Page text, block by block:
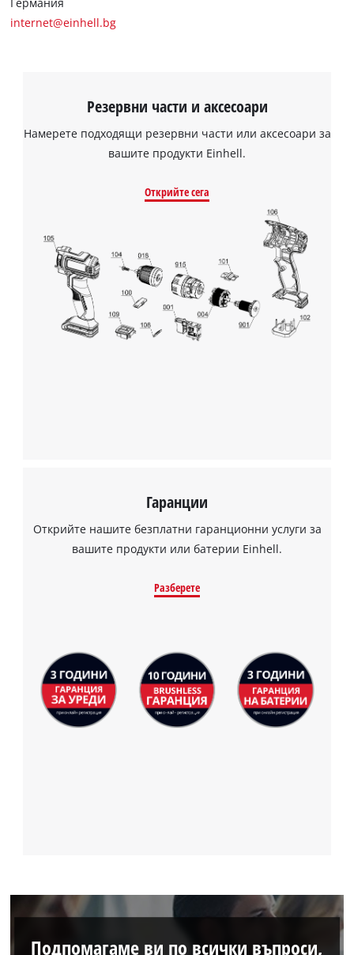
Нуждаем се от вашето съгласие, за да
заредим услугата Google Maps!
This content is not permitted to load due
to trackers that are not disclosed to the
visitor. The website owner needs to setup
the site with their CMP to add this content
internet@einhell.bg
Резервни части и аксесоари
Намерете подходящи резервни части или аксесоари за
вашите продукти Einhell.
Открийте сега
Гаранции
Открийте нашите безплатни гаранционни услуги за
вашите продукти или батерии Einhell.
Разберете
Подпомагаме ви по всички въпроси,